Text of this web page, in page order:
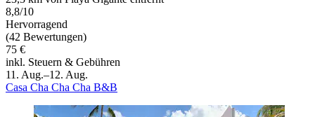
8,8/10
Hervorragend
(42 Bewertungen)
75 €
inkl. Steuern & Gebühren
11. Aug.–12. Aug.
Casa Cha Cha Cha B&B